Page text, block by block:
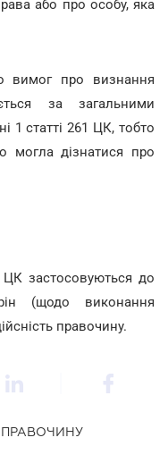
або про особу, яка
вимог про визнання
за загальними
1 статті 261 ЦК, тобто
могла дізнатися про
застосовуються до
(щодо виконання
правочину.
ПРАВОЧИНУ